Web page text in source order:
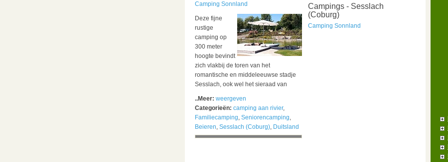
Camping Sonnland
Deze fijne
rustige
camping op
300 meter
hoogte bevindt
zich vlakbij de toren van het
romantische en middeleeuwse stadje
Sesslach, ook wel het sieraad van
..Meer: weergeven
Categorieën: camping aan rivier,
Familiecamping, Seniorencamping,
Beieren, Sesslach (Coburg), Duitsland
Campings - Sesslach
(Coburg)
Camping Sonnland